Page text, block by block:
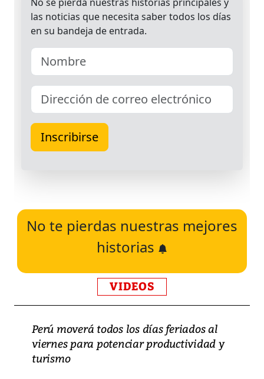
No te pierdas nuestras mejores
historias
VIDEOS
Perú moverá todos los días feriados al
viernes para potenciar productividad y
turismo